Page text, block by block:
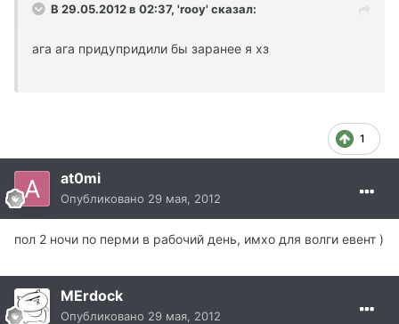
В 29.05.2012 в 02:37, 'rooy' сказал:
ага ага придупридили бы заранее я хз
1
at0mi
Опубликовано 29 мая, 2012
пол 2 ночи по перми в рабочий день, имхо для волги евент )
MErdock
Опубликовано 29 мая, 2012